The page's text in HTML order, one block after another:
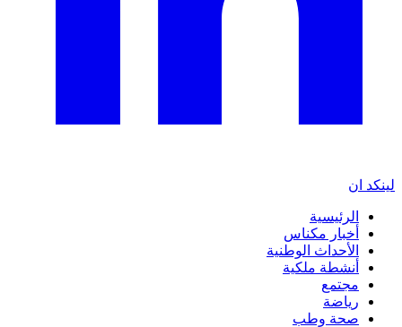
لينكد ان
الرئيسية
أخبار مكناس
الأحداث الوطنية
أنشطة ملكية
مجتمع
رياضة
صحة وطب